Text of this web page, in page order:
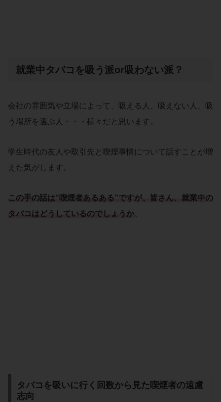
就業中タバコを吸う派or吸わない派？
会社の雰囲気や立場によって、吸える人、吸えない人、吸
う場所を選ぶ人・・・様々だと思います。
学生時代の友人や取引先と喫煙事情について話すことが増
えた気がします。
この手の話は“喫煙者あるある”ですが、皆さん、就業中の
タバコはどうしているのでしょうか
タバコを吸いに行く回数から見た喫煙者の遠慮
志向